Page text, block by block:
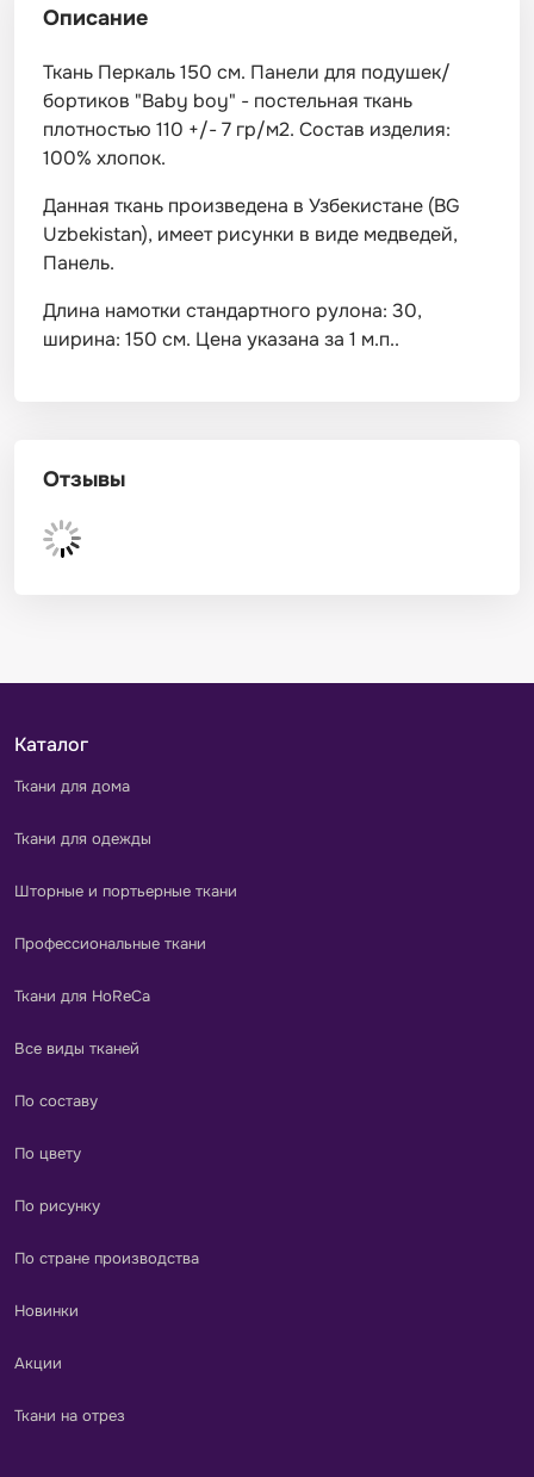
Описание
Ткань Перкаль 150 см. Панели для подушек/
бортиков "Baby boy" - постельная ткань
плотностью 110 +/- 7 гр/м2. Состав изделия:
100% хлопок.
Данная ткань произведена в Узбекистане (BG
Uzbekistan), имеет рисунки в виде медведей,
Панель.
Длина намотки стандартного рулона: 30,
ширина: 150 см. Цена указана за 1 м.п..
Отзывы
Каталог
Ткани для дома
Ткани для одежды
Шторные и портьерные ткани
Профессиональные ткани
Ткани для HoReCa
Все виды тканей
По составу
По цвету
По рисунку
По стране производства
Новинки
Акции
Ткани на отрез